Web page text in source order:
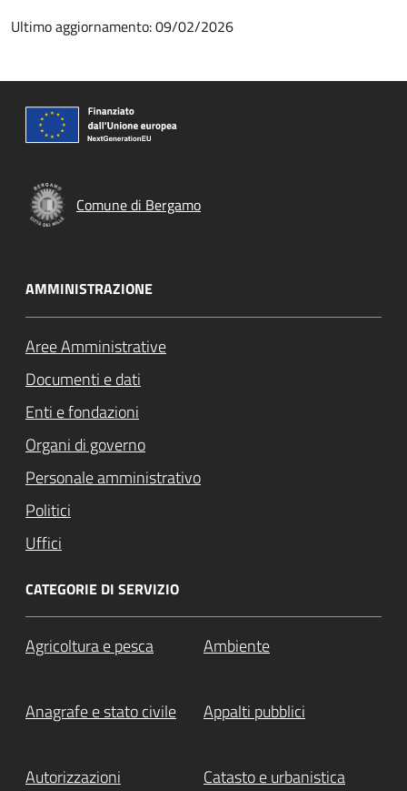
Ultimo aggiornamento: 09/02/2026
Comune di Bergamo
AMMINISTRAZIONE
Aree Amministrative
Documenti e dati
Enti e fondazioni
Organi di governo
Personale amministrativo
Politici
Uffici
CATEGORIE DI SERVIZIO
Agricoltura e pesca Ambiente
Anagrafe e stato civile Appalti pubblici
Autorizzazioni Catasto e urbanistica